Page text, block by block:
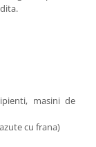
masini de
cu frana)